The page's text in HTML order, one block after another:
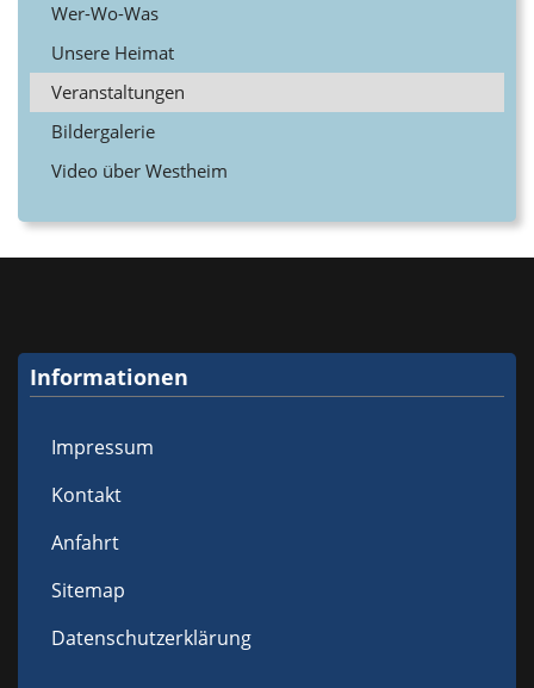
Wer-Wo-Was
Unsere Heimat
Veranstaltungen
Bildergalerie
Video über Westheim
Informationen
Impressum
Kontakt
Anfahrt
Sitemap
Datenschutzerklärung